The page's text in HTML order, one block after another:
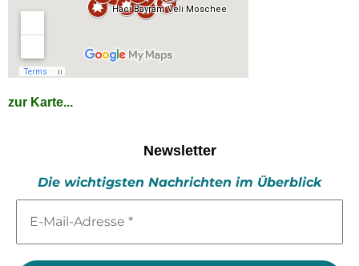
zur Karte...
Newsletter
Die wichtigsten Nachrichten im Überblick
Mail-
*